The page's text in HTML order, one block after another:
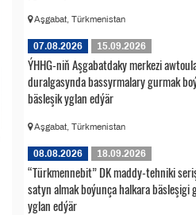
Aşgabat, Türkmenistan
07.08.2026 15.09.2026
ÝHHG-niň Aşgabatdaky merkezi
duralgasynda bassyrmalary gurmak
bäsleşik yglan edýär
Aşgabat, Türkmenistan
08.08.2026 18.09.2026
“Türkmennebit” DK maddy-tehniki
satyn almak boýunça halkara bäsleşigi
yglan edýär